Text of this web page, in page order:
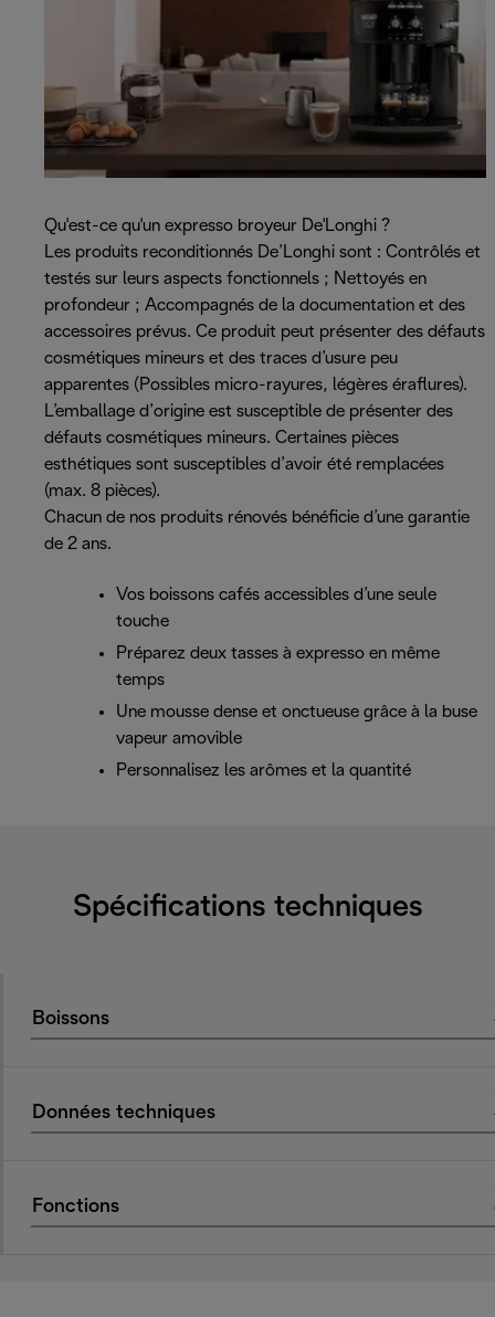
Qu'est-ce qu'un expresso broyeur De'Longhi ?
Les produits reconditionnés De’Longhi sont : Contrôlés et
testés sur leurs aspects fonctionnels ; Nettoyés en
profondeur ; Accompagnés de la documentation et des
accessoires prévus. Ce produit peut présenter des défauts
cosmétiques mineurs et des traces d’usure peu
apparentes (Possibles micro-rayures, légères éraflures).
L’emballage d’origine est susceptible de présenter des
défauts cosmétiques mineurs. Certaines pièces
esthétiques sont susceptibles d’avoir été remplacées
(max. 8 pièces).
Chacun de nos produits rénovés bénéficie d’une garantie
de 2 ans.
Vos boissons cafés accessibles d’une seule
touche
Préparez deux tasses à expresso en même
temps
Une mousse dense et onctueuse grâce à la buse
vapeur amovible
Personnalisez les arômes et la quantité
Spécifications techniques
Boissons
Données techniques
Fonctions